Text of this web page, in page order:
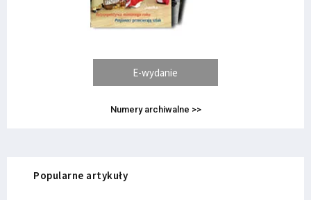
E-wydanie
Numery archiwalne >>
Popularne artykuły